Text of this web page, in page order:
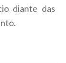
diante das